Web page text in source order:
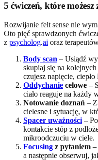
5 ćwiczeń, które możesz
Rozwijanie felt sense nie
Oto pięć sprawdzonych
z psycholog.ai oraz
Body scan – Usiądź
skupiaj się na
czujesz napięcie,
Oddychanie celowe –
ciało reaguje na każdy
Notowanie doznań –
cielesne i sytuację, w
Spacer uważności –
kontakcie stóp z
mikroodczuciu w ciele.
Focusing z pytaniem –
a następnie obserwuj,